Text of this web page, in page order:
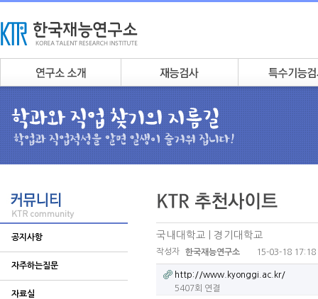
공지사항
자주하는질문
자료실
국내대학교 | 경기대학교
작성자 한국재능연구소 15-03-18 17:18
http://www.kyonggi.ac.kr/
5407회 연결